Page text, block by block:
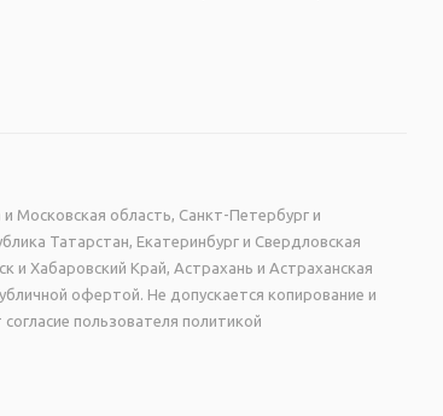
Московская область, Санкт-Петербург и
Татарстан, Екатеринбург и Свердловская
Хабаровский Край, Астрахань и Астраханская
офертой. Не допускается копирование и
пользователя политикой